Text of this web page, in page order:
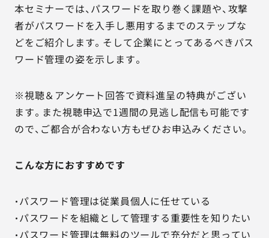
本セミナーでは、パスワードを取り巻く課題や、攻撃
者がパスワードを入手し悪用するまでのステップな
どをご紹介します。そして企業にとってあるべきパス
ワード管理の姿を示します。
※視聴＆アンケート回答で資料進呈の特典がござい
ます。また視聴申込で1週間の見逃し配信も可能です
ので、ご都合が合わない方もぜひお申込みください。
こんな方におすすめです
・パスワード管理は従業員個人に任せている
・パスワードを組織として管理する重要性を知りたい
・パスワード管理は無料のツールで充分だと思ってい